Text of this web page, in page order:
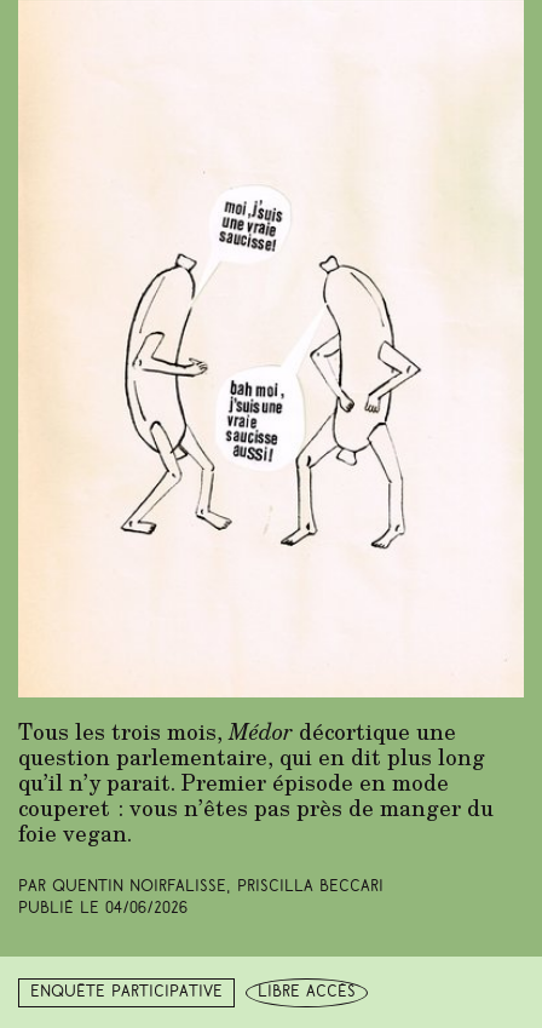
Tous les trois mois,Médor décortique une
question parlementaire, qui en dit plus long
qu’il n’y parait. Premier épisode en mode
couperet : vous n’êtes pas près de manger du
foie vegan.
Par Quentin Noirfalisse, Priscilla Beccari
Publié le 04/06/2026
Enquête participative libre accès